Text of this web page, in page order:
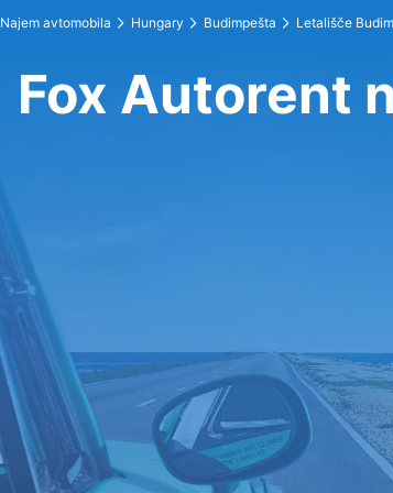
Najem avtomobila Hungary Budimpešta Letališče
Fox Autorent